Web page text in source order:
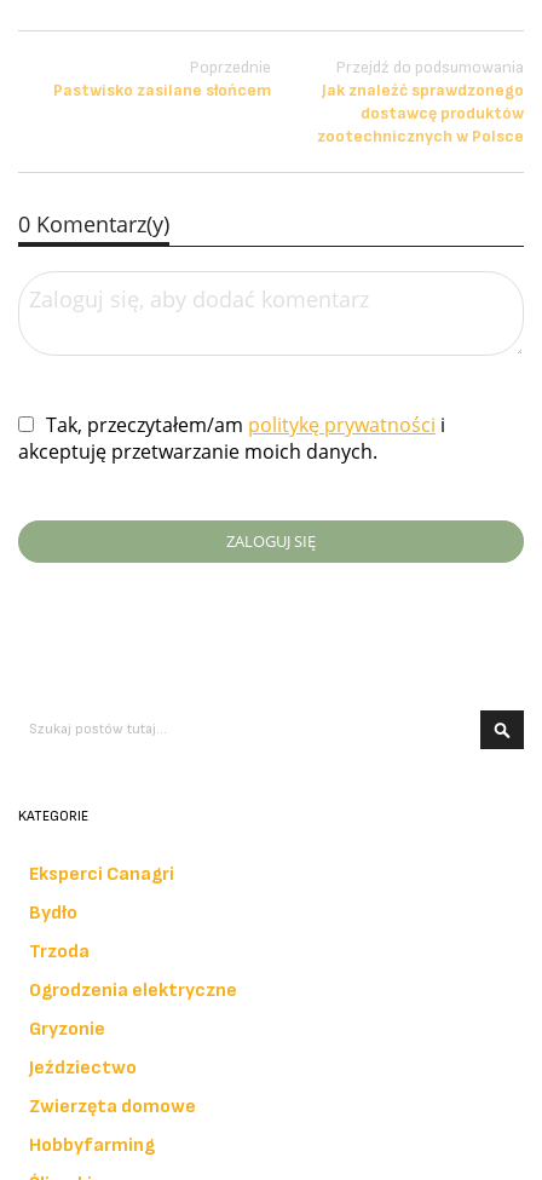
Poprzednie
Pastwisko zasilane słońcem
Przejdź do podsumowania
Jak znaleźć sprawdzonego
dostawcę produktów
zootechnicznych w Polsce
0 Komentarz(y)
Tak, przeczytałem/am politykę prywatności i
akceptuję przetwarzanie moich danych.
ZALOGUJ SIĘ
KATEGORIE
Eksperci Canagri
Bydło
Trzoda
Ogrodzenia elektryczne
Gryzonie
Jeździectwo
Zwierzęta domowe
Hobbyfarming